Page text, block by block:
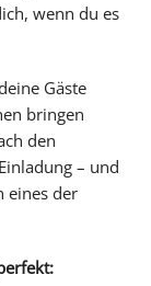
wenn du es
Gäste
bringen
den
– und
eines der